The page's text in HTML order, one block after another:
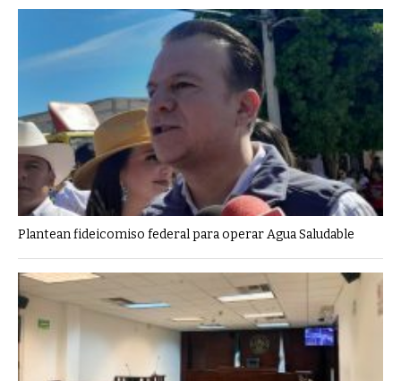
Plantean fideicomiso federal para operar Agua Saludable